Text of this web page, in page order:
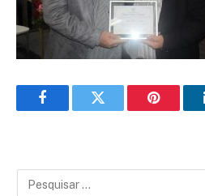
FacebookTwitter Pinterest